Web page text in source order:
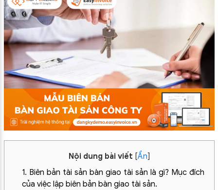
Nội dung bài viết [Ẩn]
1. Biên bản tài sản bàn giao tài sản là gì? Mục đích
của việc lập biên bản bàn giao tài sản.